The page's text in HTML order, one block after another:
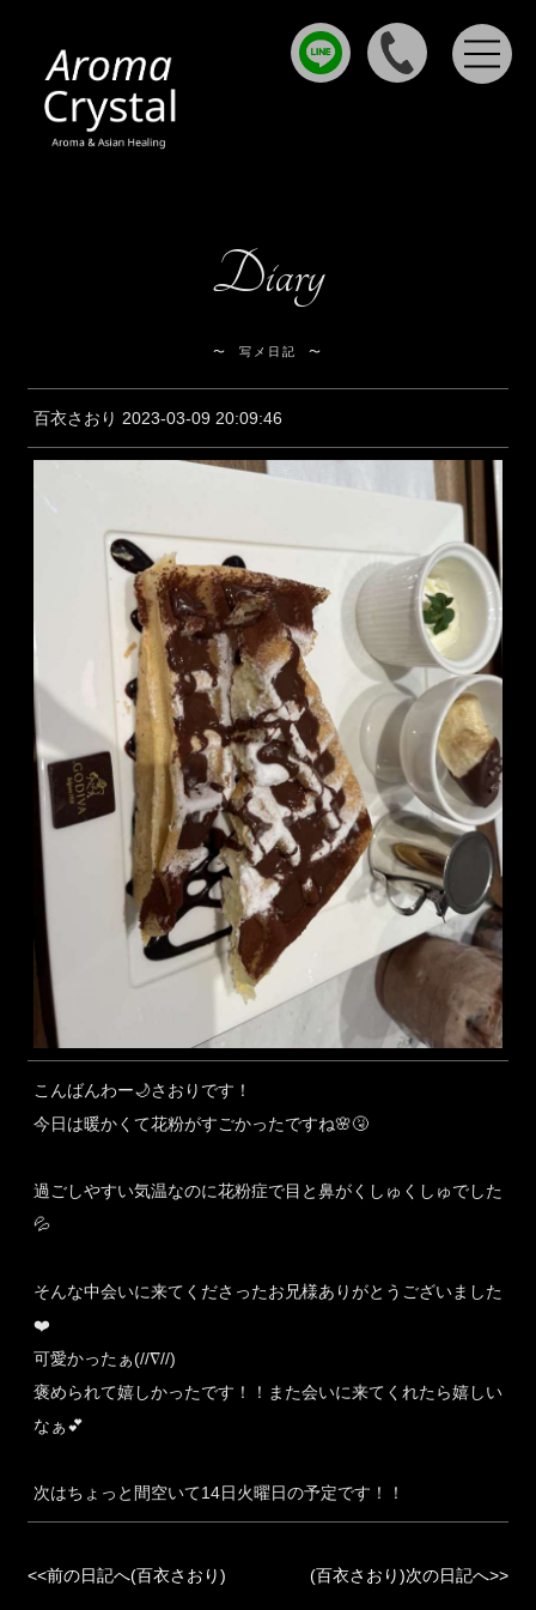
Diary
写メ日記
百衣さおり 2023-03-09 20:09:46
こんばんわー🌙さおりです！
今日は暖かくて花粉がすごかったですね🌸🤧
過ごしやすい気温なのに花粉症で目と鼻がくしゅくしゅでした
💦
そんな中会いに来てくださったお兄様ありがとうございました
❤️
可愛かったぁ(//∇//)
褒められて嬉しかったです！！また会いに来てくれたら嬉しい
なぁ💕
次はちょっと間空いて14日火曜日の予定です！！
<<前の日記へ(百衣さおり) (百衣さおり)次の日記へ>>